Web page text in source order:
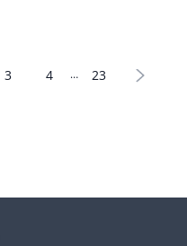
3 4 … 23